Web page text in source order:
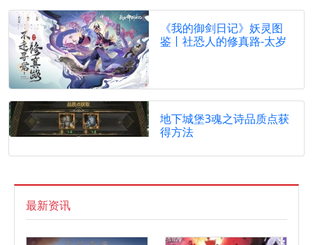
《我的御剑日记》妖灵图
鉴丨社恐人的修真路-太岁
地下城堡3魂之诗品质点获
得方法
最新资讯